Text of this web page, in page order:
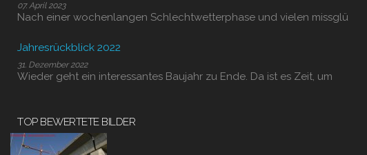
07. April 2023
Nach einer wochenlangen Schlechtwetterphase und vielen missglü
Jahresrückblick 2022
31. Dezember 2022
Wieder geht ein interessantes Baujahr zu Ende. Da ist es Zeit, um
TOP BEWERTETE BILDER